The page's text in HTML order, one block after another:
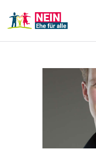
START
DARUM